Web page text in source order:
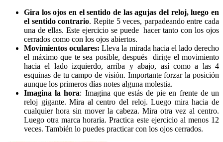
Gira los ojos en el sentido de las agujas del reloj, luego en
el sentido contrario. Repite 5 veces, parpadeando entre cada
una de ellas. Este ejercicio se puede hacer tanto con los ojos
cerrados como con los ojos abiertos.
Movimientos oculares: Lleva la mirada hacia el lado derecho
el máximo que te sea posible, después dirige el movimiento
hacia el lado izquierdo, arriba y abajo, así como a las 4
esquinas de tu campo de visión. Importante forzar la posición
aunque los primeros días notes alguna molestia.
Imagina la hora: Imagina que estás de pie en frente de un
reloj gigante. Mira al centro del reloj. Luego mira hacia de
cualquier hora sin mover la cabeza. Mira otra vez al centro.
Luego otra marca horaria. Practica este ejercicio al menos 12
veces. También lo puedes practicar con los ojos cerrados.